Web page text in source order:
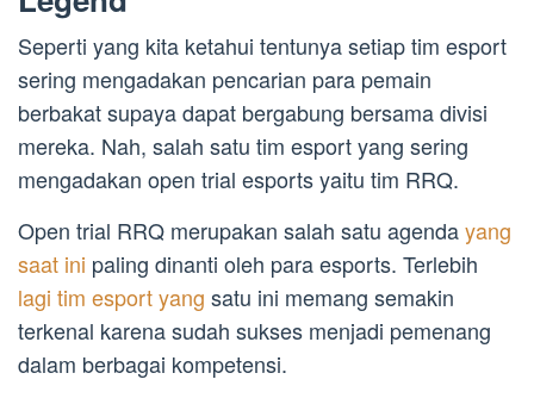
Seperti yang kita ketahui tentunya setiap tim esport
sering mengadakan pencarian para pemain
berbakat supaya dapat bergabung bersama divisi
mereka. Nah, salah satu tim esport yang sering
mengadakan open trial esports yaitu tim RRQ.
Open trial RRQ merupakan salah satu agendayang
saat ini paling dinanti oleh para esports. Terlebih
lagi tim esport yang satu ini memang semakin
terkenal karena sudah sukses menjadi pemenang
dalam berbagai kompetensi.